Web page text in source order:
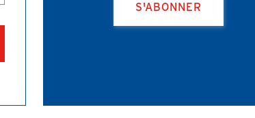
S'ABONNER